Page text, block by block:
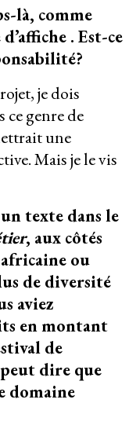
là, comme
. Est-ce
je dois
ce genre de
une
Mais je le vis
texte dans le
, aux côtés
africaine ou
de diversité
aviez
en montant
de
dire que
domaine